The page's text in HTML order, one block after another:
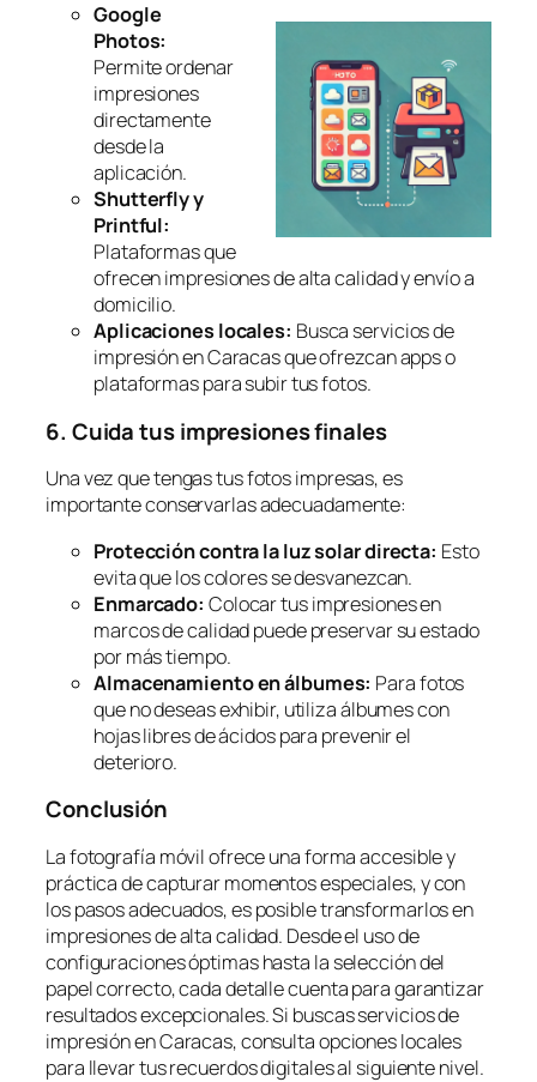
Google
Photos:
Permite ordenar
impresiones
directamente
desde la
aplicación.
Shutterfly y
Printful:
Plataformas que
ofrecen impresiones de alta calidad y envío a
domicilio.
Aplicaciones locales: Busca servicios de
impresión en Caracas que ofrezcan apps o
plataformas para subir tus fotos.
6. Cuida tus impresiones finales
Una vez que tengas tus fotos impresas, es
importante conservarlas adecuadamente:
Protección contra la luz solar directa: Esto
evita que los colores se desvanezcan.
Enmarcado: Colocar tus impresiones en
marcos de calidad puede preservar su estado
por más tiempo.
Almacenamiento en álbumes: Para fotos
que no deseas exhibir, utiliza álbumes con
hojas libres de ácidos para prevenir el
deterioro.
Conclusión
La fotografía móvil ofrece una forma accesible y
práctica de capturar momentos especiales, y con
los pasos adecuados, es posible transformarlos en
impresiones de alta calidad. Desde el uso de
configuraciones óptimas hasta la selección del
papel correcto, cada detalle cuenta para garantizar
resultados excepcionales. Si buscas servicios de
impresión en Caracas, consulta opciones locales
para llevar tus recuerdos digitales al siguiente nivel.